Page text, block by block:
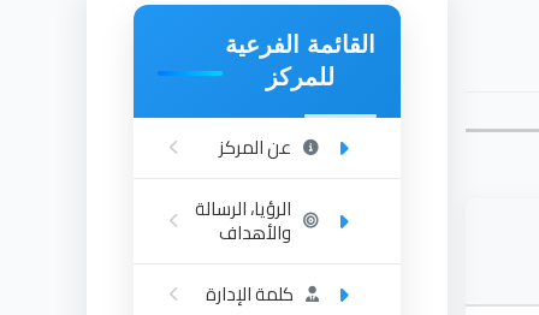
القائمة الفرعية
للمركز
عن المركز
الرؤيا، الرسالة
والأهداف
كلمة الإدارة